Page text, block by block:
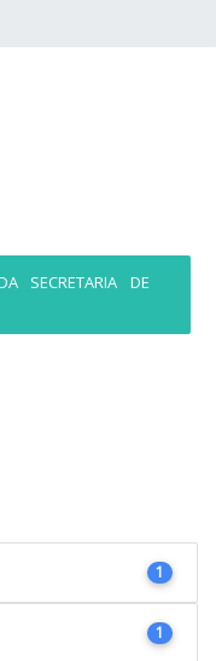
SECRETARIA DE
1
1